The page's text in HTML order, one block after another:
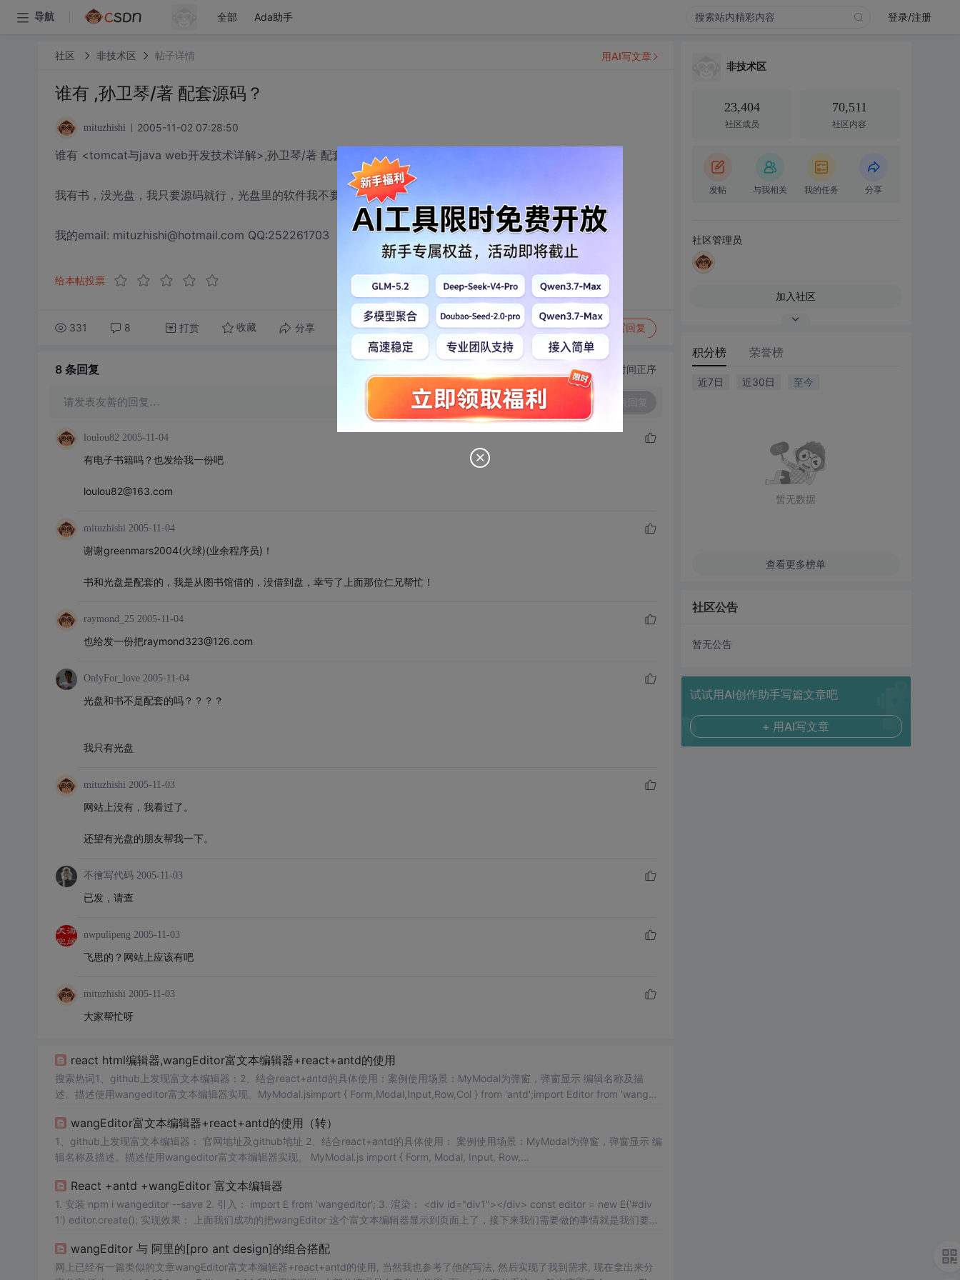
导航 全部 Ada助手 登录/注册
社区 非技术区 帖子详情
谁有 ,孙卫琴/著 配套源码？
mituzhishi 2005-11-02 07:28:50
谁有 <tomcat与java web开发技术详解>,孙卫琴/著 配套源码？
我有书，没光盘，我只要源码就行，光盘里的软件我不要。
我的email: mituzhishi@hotmail.com QQ:252261703
给本帖投票
331 8 打赏 收藏 分享 转发到动态 举报 写回复
用AI写文章
8 条回复 切换为时间正序
请发表友善的回复…
loulou82 2005-11-04
有电子书籍吗？也发给我一份吧
loulou82@163.com
mituzhishi 2005-11-04
谢谢greenmars2004(火球)(业余程序员)！
书和光盘是配套的，我是从图书馆借的，没借到盘，幸亏了上面那位仁兄帮忙！
raymond_25 2005-11-04
也给发一份把raymond323@126.com
OnlyFor_love 2005-11-04
光盘和书不是配套的吗？？？？
我只有光盘
mituzhishi 2005-11-03
网站上没有，我看过了。
还望有光盘的朋友帮我一下。
不徻写代码 2005-11-03
已发，请查
nwpulipeng 2005-11-03
飞思的？网站上应该有吧
mituzhishi 2005-11-03
大家帮忙呀
react html编辑器,wangEditor富文本编辑器+react+antd的使用
搜索热词1、github上发现富文本编辑器：2、结合react+antd的具体使用：案例使用场景：MyModal为弹窗，弹窗显示 编辑名称及描
述。描述使用wangeditor富文本编辑器实现。MyModal.jsimport { Form,Modal,Input,Row,Col } from 'antd';import Editor from 'wanged
wangEditor富文本编辑器+react+antd的使用（转）
1、github上发现富文本编辑器： 官网地址及github地址 2、结合react+antd的具体使用： 案例使用场景：MyModal为弹窗，弹窗显示 编
辑名称及描述。描述使用wangeditor富文本编辑器实现。 MyModal.js import { Form, Modal, Input, Row,...
React +antd +wangEditor 富文本编辑器
1. 安装 npm i wangeditor --save 2. 引入： import E from 'wangeditor'; 3. 渲染： <div id="div1"></div> const editor = new E('#div
1') editor.create(); 实现效果： 上面我们成功的把wangEditor 这个富文本编辑器显示到页面上了，接下来我们需要做的事情就是我们要获
wangEditor 与 阿里的[pro ant design]的组合搭配
网上已经有一篇类似的文章wangEditor富文本编辑器+react+antd的使用, 当然我也参考了他的写法, 然后实现了我到需求, 现在拿出来分
非技术区
23,404
社区成员
70,511
社区内容
发帖 与我相关 我的任务 分享
社区管理员
加入社区
积分榜 荣誉榜
近7日 近30日 至今
暂无数据
查看更多榜单
社区公告
暂无公告
试试用AI创作助手写篇文章吧
+ 用AI写文章